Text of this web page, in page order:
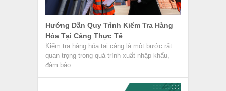
Hướng Dẫn Quy Trình Kiểm Tra Hàng
Hóa Tại Cảng Thực Tế
Kiểm tra hàng hóa tại cảng là một bước rất
quan trọng trong quá trình xuất nhập khẩu,
đảm bảo...